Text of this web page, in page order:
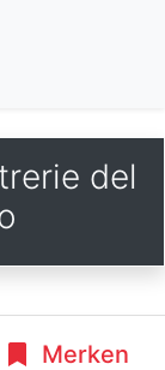
del
Merken